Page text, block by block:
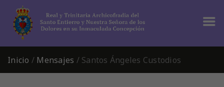
Inicio / Mensajes / Santos Ángeles Custodios